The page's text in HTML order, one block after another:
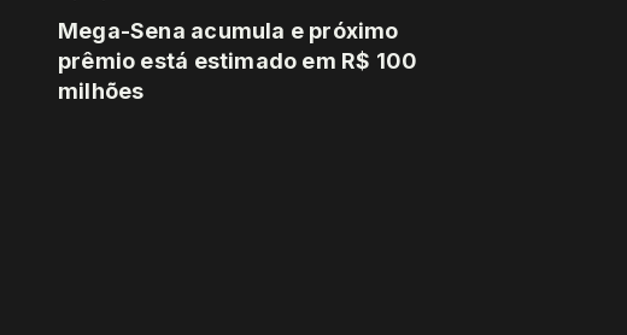
Mega-Sena acumula e próximo
prêmio está estimado em R$ 100
milhões